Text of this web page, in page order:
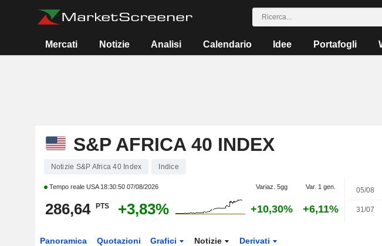
Mercati Notizie Analisi Calendario Idee Portafogli
S&P AFRICA 40 INDEX
Notizie S&P Africa 40 Index Indice
Tempo reale USA 18:30:50 07/08/2026 Variaz. 5gg Var. 1 gen.
286,64 PTS +3,83% +10,30% +6,11%
05/08
31/07
Panoramica Quotazioni Grafici Notizie Derivati